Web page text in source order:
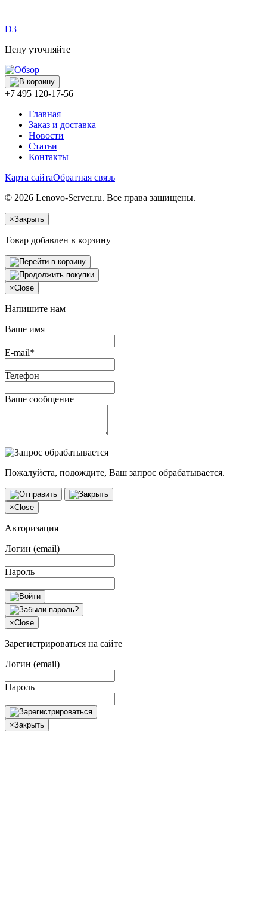
D3
Цену уточняйте
+7 495 120-17-56
Главная
Заказ и доставка
Новости
Статьи
Контакты
Карта сайтаОбратная связь
© 2026 Lenovo-Server.ru. Все права защищены.
×Закрыть
Товар добавлен в корзину
×Close
Напишите нам
Ваше имя
E-mail*
Телефон
Ваше сообщение
Пожалуйста, подождите, Ваш запрос обрабатывается.
×Close
Авторизация
Логин (email)
Пароль
×Close
Зарегистрироваться на сайте
Логин (email)
Пароль
×Закрыть